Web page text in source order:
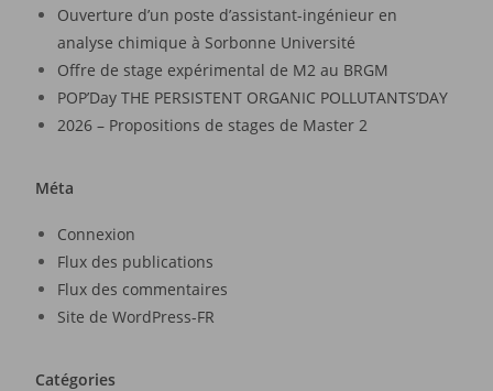
Ouverture d’un poste d’assistant-ingénieur en
analyse chimique à Sorbonne Université
Offre de stage expérimental de M2 au BRGM
POP’Day THE PERSISTENT ORGANIC POLLUTANTS’DAY
2026 – Propositions de stages de Master 2
Méta
Connexion
Flux des publications
Flux des commentaires
Site de WordPress-FR
Catégories